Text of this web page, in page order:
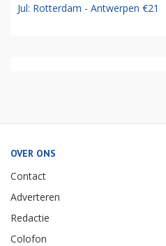
Jul: Rotterdam - Antwerpen €21
OVER ONS
Contact
Adverteren
Redactie
Colofon